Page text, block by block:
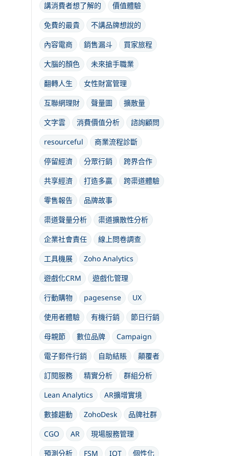
講消費者想了解的
價值體驗
免費的最貴
不講品牌想說的
內容電商
銷售漏斗
買家旅程
大腦的顏色
未來搶手職業
翻轉人生
女性財富管理
互聯網理財
聲量圖
擴散量
文字雲
消費價值分析
諮詢顧問
resourceful
商業流程診斷
停留經濟
分眾行銷
跨界合作
共享經濟
打造多贏
跨渠道體驗
零售報告
品牌故事
渠道聲量分析
渠道擴散性分析
企業社會責任
線上問卷調查
工具機展
Zoho Analytics
遊戲化CRM
遊戲化管理
行動購物
pagesense
UX
使用者體驗
有機行銷
節日行銷
母親節
數位品牌
Campaign
電子郵件行銷
自助結賬
顛覆者
訂閱服務
精實分析
群組分析
Lean Analytics
AR擴增實境
數據趨動
ZohoDesk
品牌社群
CGO
AR
現場服務管理
預測分析
FSM IOT 個性化